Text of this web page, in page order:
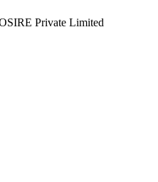
Private Limited